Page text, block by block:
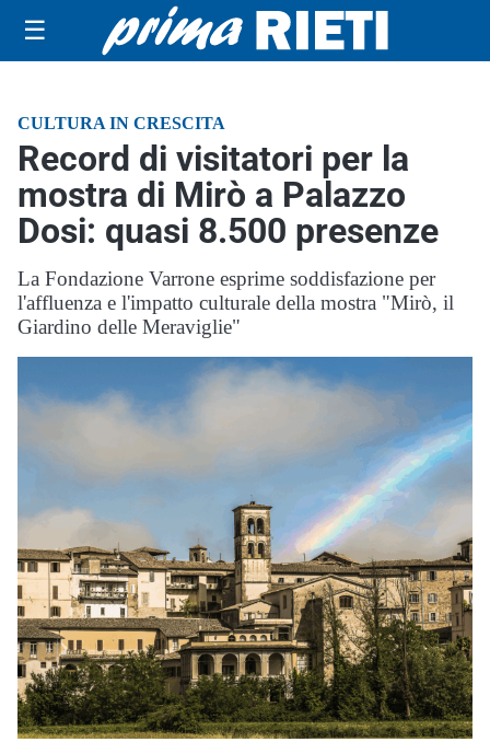
☰
CULTURA IN CRESCITA
Record di visitatori per la
mostra di Mirò a Palazzo
Dosi: quasi 8.500 presenze
La Fondazione Varrone esprime soddisfazione per
l'affluenza e l'impatto culturale della mostra "Mirò, il
Giardino delle Meraviglie"